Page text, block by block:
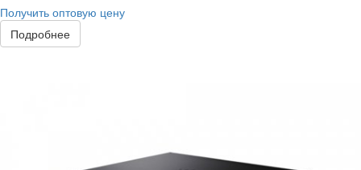
Получить оптовую цену
Подробнее